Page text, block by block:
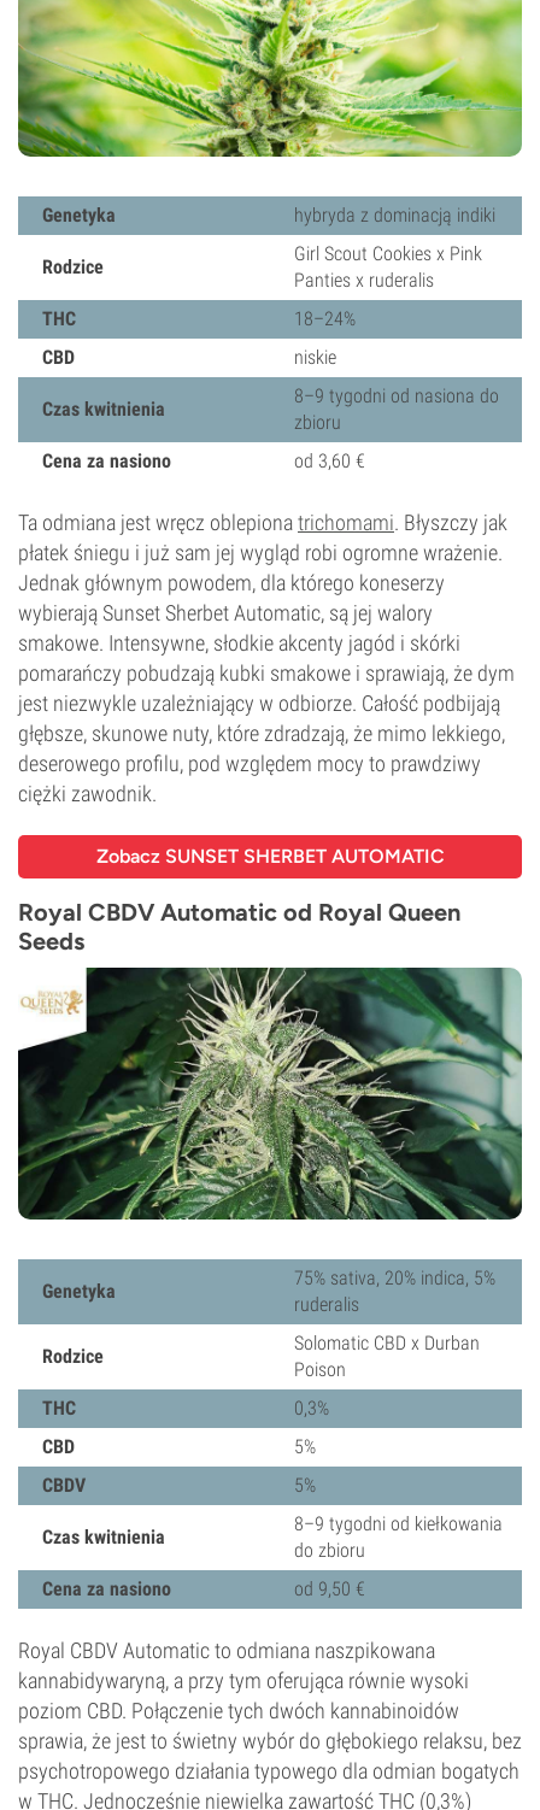
Genetyka hybryda z dominacją indiki
Rodzice
Girl Scout Cookies x Pink
Panties x ruderalis
THC
18–24%
CBD
niskie
Czas kwitnienia
8–9 tygodni od nasiona do
zbioru
Cena za nasiono
od 3,60 €
Ta odmiana jest wręcz oblepionatrichomami. Błyszczy jak
płatek śniegu i już sam jej wygląd robi ogromne wrażenie.
Jednak głównym powodem, dla którego koneserzy
wybierają Sunset Sherbet Automatic, są jej walory
smakowe. Intensywne, słodkie akcenty jagód i skórki
pomarańczy pobudzają kubki smakowe i sprawiają, że dym
jest niezwykle uzależniający w odbiorze. Całość podbijają
głębsze, skunowe nuty, które zdradzają, że mimo lekkiego,
deserowego profilu, pod względem mocy to prawdziwy
ciężki zawodnik.
Zobacz SUNSET SHERBET AUTOMATIC
Royal CBDV Automatic od Royal Queen
Seeds
Genetyka
75% sativa, 20% indica, 5%
ruderalis
Rodzice
Solomatic CBD x Durban
Poison
THC
0,3%
CBD
5%
CBDV
5%
Czas kwitnienia
8–9 tygodni od kiełkowania
do zbioru
Cena za nasiono
od 9,50 €
Royal CBDV Automatic to odmiana naszpikowana
kannabidywaryną, a przy tym oferująca równie wysoki
poziom CBD. Połączenie tych dwóch kannabinoidów
sprawia, że jest to świetny wybór do głębokiego relaksu, bez
psychotropowego działania typowego dla odmian bogatych
w THC. Jednocześnie niewielka zawartość THC (0,3%)